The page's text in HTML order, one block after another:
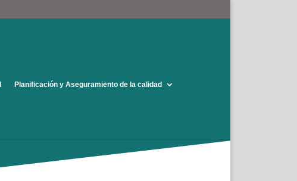
Planificación y Aseguramiento de la calidad